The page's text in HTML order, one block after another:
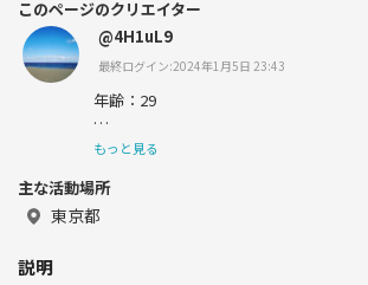
このページのクリエイター
@4H1uL9
最終ログイン:2024年1月5日 23:43
年齢：29
趣味：旅行、読書、温泉
のんびり生きることを目指し邁進中！
もっと見る
主な活動場所
東京都
説明